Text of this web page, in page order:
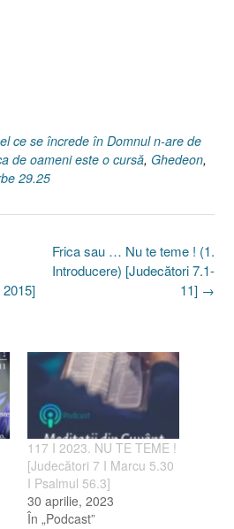
ce se încrede în Domnul n-are de
de oameni este o cursă, Ghedeon,
29.25
Frica sau … Nu te teme ! (1.
Introducere) [Judecători 7.1-
11] →
117 I 2023. NU TE TEME !
[Judecători 7 I Marcu 5.30
I Psalmul 56.3]
30 aprilie, 2023
În „Podcast”